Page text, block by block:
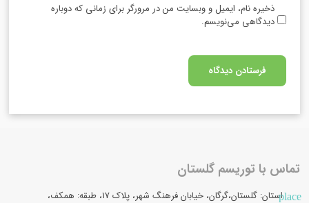
ذخیره نام، ایمیل و وبسایت من در مرورگر برای زمانی که دوباره
دیدگاهی می‌نویسم.
تماس با توریسم گلستان
placeاستان: گلستان،گرگان، خیابان فرهنگ شهر، پلاک 17، طبقه: همکف،